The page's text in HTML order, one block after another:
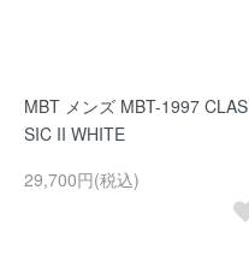
MBT メンズ MBT-1997 CLAS
SIC II WHITE
29,700円(税込)